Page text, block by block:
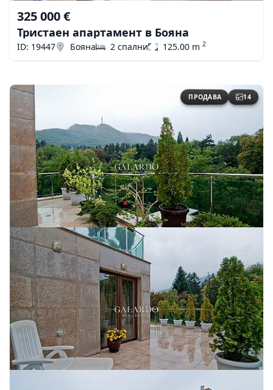
325 000 €
Тристаен апартамент в Бояна
ID: 19447 Бояна 2 спални 125.00 m 2
ПРОДАВА 14